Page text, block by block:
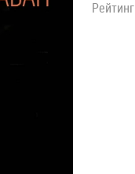
Рейтинг